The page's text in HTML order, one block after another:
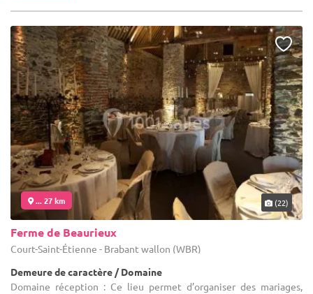
... 27 km (22)
Ferme de Beaurieux
Court-Saint-Étienne - Brabant wallon (WBR)
Demeure de caractère / Domaine
Domaine réception : Ce lieu permet d’organiser des mariages,